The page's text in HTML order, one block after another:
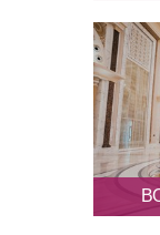
для